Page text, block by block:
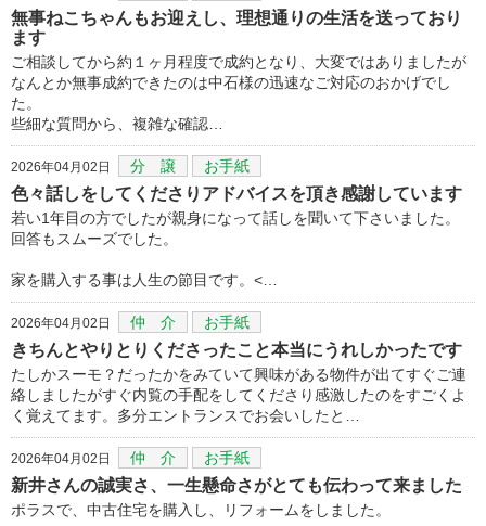
無事ねこちゃんもお迎えし、理想通りの生活を送っており
ます
ご相談してから約１ヶ月程度で成約となり、大変ではありましたが
なんとか無事成約できたのは中石様の迅速なご対応のおかげでし
た。
些細な質問から、複雑な確認…
2026年04月02日 分 譲 お手紙
色々話しをしてくださりアドバイスを頂き感謝しています
若い1年目の方でしたが親身になって話しを聞いて下さいました。
回答もスムーズでした。
家を購入する事は人生の節目です。<…
2026年04月02日 仲 介 お手紙
きちんとやりとりくださったこと本当にうれしかったです
たしかスーモ？だったかをみていて興味がある物件が出てすぐご連
絡しましたがすぐ内覧の手配をしてくださり感激したのをすごくよ
く覚えてます。多分エントランスでお会いしたと…
2026年04月02日 仲 介 お手紙
新井さんの誠実さ、一生懸命さがとても伝わって来ました
ポラスで、中古住宅を購入し、リフォームをしました。